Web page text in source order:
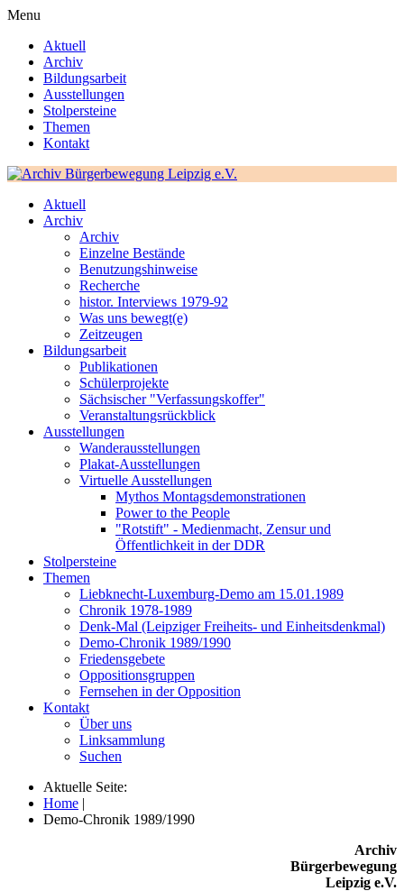
Menu
Aktuell
Archiv
Bildungsarbeit
Ausstellungen
Stolpersteine
Themen
Kontakt
Aktuell
Archiv
Archiv
Einzelne Bestände
Benutzungshinweise
Recherche
histor. Interviews 1979-92
Was uns bewegt(e)
Zeitzeugen
Bildungsarbeit
Publikationen
Schülerprojekte
Sächsischer "Verfassungskoffer"
Veranstaltungsrückblick
Ausstellungen
Wanderausstellungen
Plakat-Ausstellungen
Virtuelle Ausstellungen
Mythos Montagsdemonstrationen
Power to the People
"Rotstift" - Medienmacht, Zensur und
Öffentlichkeit in der DDR
Stolpersteine
Themen
Liebknecht-Luxemburg-Demo am 15.01.1989
Chronik 1978-1989
Denk-Mal (Leipziger Freiheits- und Einheitsdenkmal)
Demo-Chronik 1989/1990
Friedensgebete
Oppositionsgruppen
Fernsehen in der Opposition
Kontakt
Über uns
Linksammlung
Suchen
Aktuelle Seite:
Home |
Demo-Chronik 1989/1990
Archiv
Bürgerbewegung
Leipzig e.V.